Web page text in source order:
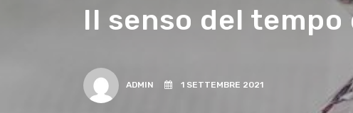
Il senso del
ADMIN 1 SETTEMBRE 2021